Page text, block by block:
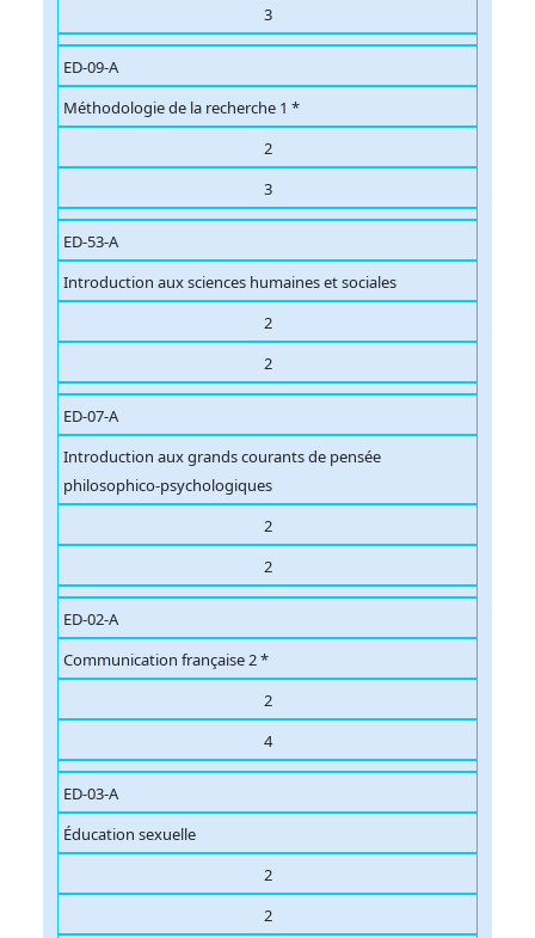
3
ED-09-A
Méthodologie de la recherche 1 *
2
3
ED-53-A
Introduction aux sciences humaines et sociales
2
2
ED-07-A
Introduction aux grands courants de pensée
philosophico-psychologiques
2
2
ED-02-A
Communication française 2 *
2
4
ED-03-A
Éducation sexuelle
2
2